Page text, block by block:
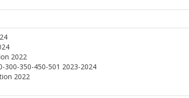
2022
300-350-450-501 2023-2024
2022